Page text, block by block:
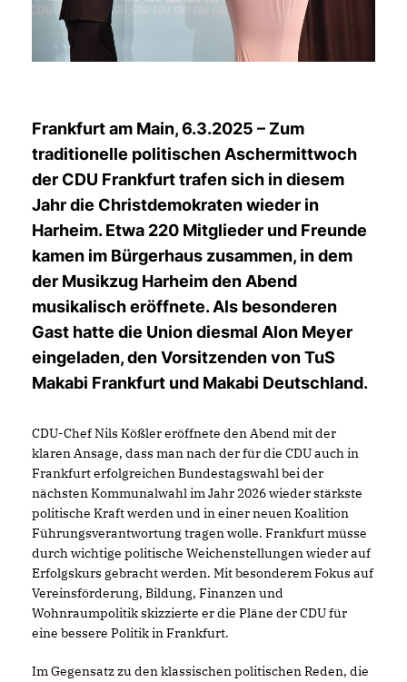
Frankfurt am Main, 6.3.2025 – Zum
traditionelle politischen Aschermittwoch
der CDU Frankfurt trafen sich in diesem
Jahr die Christdemokraten wieder in
Harheim. Etwa 220 Mitglieder und Freunde
kamen im Bürgerhaus zusammen, in dem
der Musikzug Harheim den Abend
musikalisch eröffnete. Als besonderen
Gast hatte die Union diesmal Alon Meyer
eingeladen, den Vorsitzenden von TuS
Makabi Frankfurt und Makabi Deutschland.
CDU-Chef Nils Kößler eröffnete den Abend mit der
klaren Ansage, dass man nach der für die CDU auch in
Frankfurt erfolgreichen Bundestagswahl bei der
nächsten Kommunalwahl im Jahr 2026 wieder stärkste
politische Kraft werden und in einer neuen Koalition
Führungsverantwortung tragen wolle. Frankfurt müsse
durch wichtige politische Weichenstellungen wieder auf
Erfolgskurs gebracht werden. Mit besonderem Fokus auf
Vereinsförderung, Bildung, Finanzen und
Wohnraumpolitik skizzierte er die Pläne der CDU für
eine bessere Politik in Frankfurt.
Im Gegensatz zu den klassischen politischen Reden, die